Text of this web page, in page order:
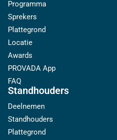
Programma
Sprekers
Plattegrond
Locatie
Awards
PROVADA App
FAQ
Standhouders
Deelnemen
Standhouders
Plattegrond